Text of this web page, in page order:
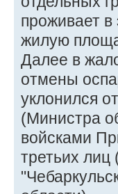
проживает
жилую
Далее в
отмены
уклонился
(Министра
войсками
третьих